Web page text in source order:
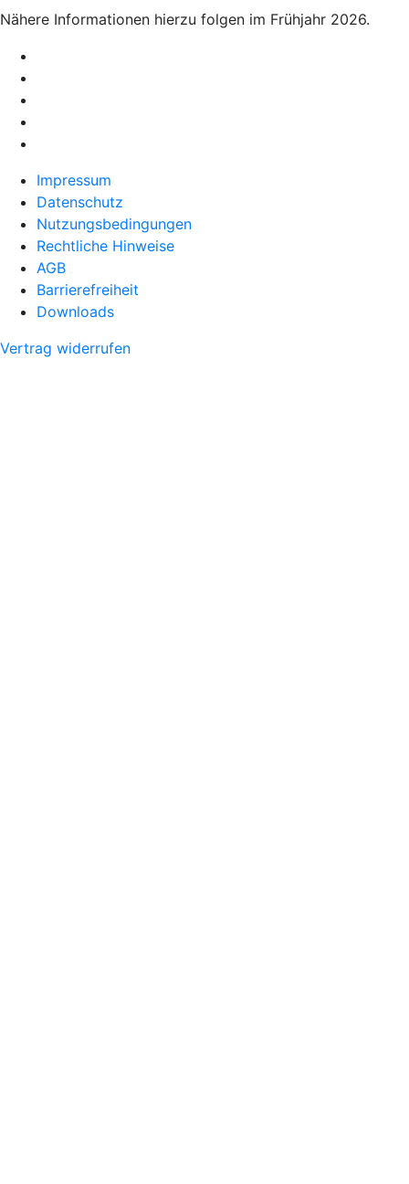
Nähere Informationen hierzu folgen im Frühjahr 2026.
Impressum
Datenschutz
Nutzungsbedingungen
Rechtliche Hinweise
AGB
Barrierefreiheit
Downloads
Vertrag widerrufen